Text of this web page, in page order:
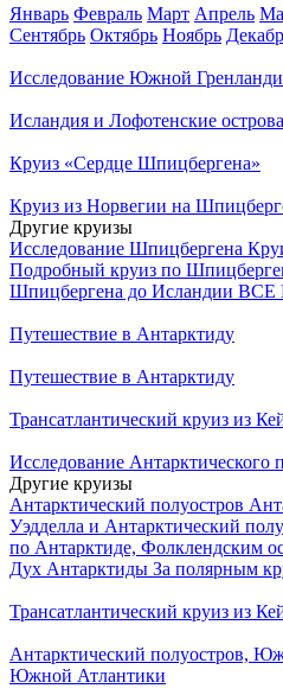
Январь Февраль Март Апрель
Сентябрь Октябрь Ноябрь
Исследование Южной
Исландия и Лофотенские острова
Круиз «Сердце Шпицбергена»
Круиз из Норвегии на
Другие круизы
Исследование Шпицбергена
Подробный круиз по
Шпицбергена до Исландии ВСЕ
Путешествие в Антарктиду
Путешествие в Антарктиду
Трансатлантический круиз из
Исследование Антарктического
Другие круизы
Антарктический полуостров
Уэдделла и Антарктический
по Антарктиде, Фолклендским
Дух Антарктиды За полярным
Трансатлантический круиз из
Антарктический полуостров,
Южной Атлантики